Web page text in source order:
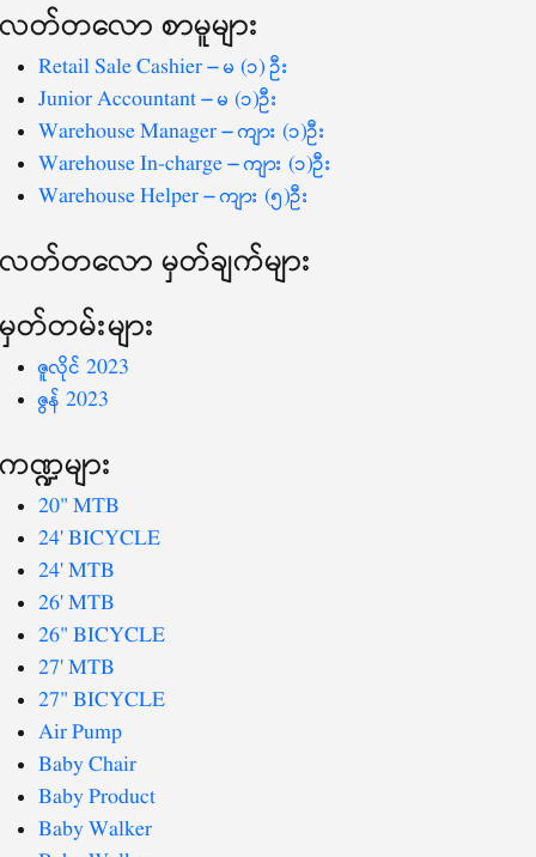
စကားလုံး
လတ်တ‌လော စာမူများ
Retail Sale Cashier – မ (၁) ဦး
Junior Accountant – မ (၁)ဦး
Warehouse Manager – ကျား (၁)ဦး
Warehouse In-charge – ကျား (၁)ဦး
Warehouse Helper – ကျား (၅)ဦး
လတ်တ‌လော မှတ်ချက်များ
မှတ်တမ်းများ
ဇူလိုင် 2023
ဇွန် 2023
ကဏ္ဍများ
20" MTB
24' BICYCLE
24' MTB
26' MTB
26" BICYCLE
27' MTB
27" BICYCLE
Air Pump
Baby Chair
Baby Product
Baby Walker